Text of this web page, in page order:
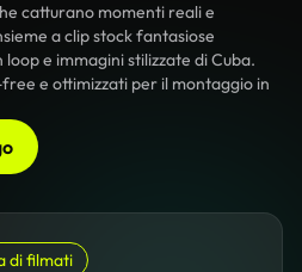
catturano momenti reali e
a clip stock fantasiose
e immagini stilizzate di Cuba.
e ottimizzati per il montaggio in
di filmati